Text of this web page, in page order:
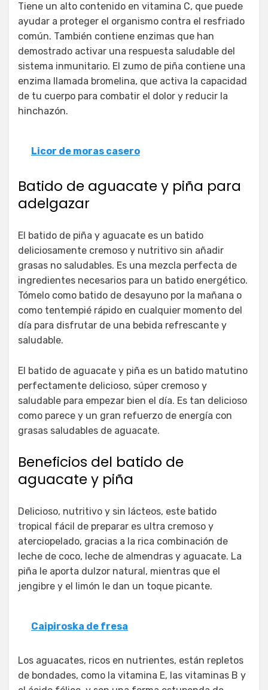
Tiene un alto contenido en vitamina C, que puede
ayudar a proteger el organismo contra el resfriado
común. También contiene enzimas que han
demostrado activar una respuesta saludable del
sistema inmunitario. El zumo de piña contiene una
enzima llamada bromelina, que activa la capacidad
de tu cuerpo para combatir el dolor y reducir la
hinchazón.
Licor de moras casero
Batido de aguacate y piña para
adelgazar
El batido de piña y aguacate es un batido
deliciosamente cremoso y nutritivo sin añadir
grasas no saludables. Es una mezcla perfecta de
ingredientes necesarios para un batido energético.
Tómelo como batido de desayuno por la mañana o
como tentempié rápido en cualquier momento del
día para disfrutar de una bebida refrescante y
saludable.
El batido de aguacate y piña es un batido matutino
perfectamente delicioso, súper cremoso y
saludable para empezar bien el día. Es tan delicioso
como parece y un gran refuerzo de energía con
grasas saludables de aguacate.
Beneficios del batido de
aguacate y piña
Delicioso, nutritivo y sin lácteos, este batido
tropical fácil de preparar es ultra cremoso y
aterciopelado, gracias a la rica combinación de
leche de coco, leche de almendras y aguacate. La
piña le aporta dulzor natural, mientras que el
jengibre y el limón le dan un toque picante.
Caipiroska de fresa
Los aguacates, ricos en nutrientes, están repletos
de bondades, como la vitamina E, las vitaminas B y